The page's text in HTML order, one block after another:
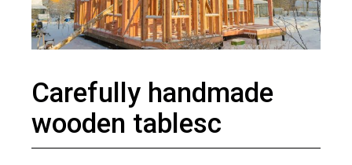
Carefully handmade
wooden tablesc